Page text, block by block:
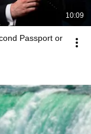
10:09
Passport or